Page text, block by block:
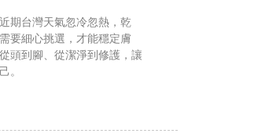
期台灣天氣忽冷忽熱，乾
要細心挑選，才能穩定膚
頭到腳、從潔淨到修護，讓
。